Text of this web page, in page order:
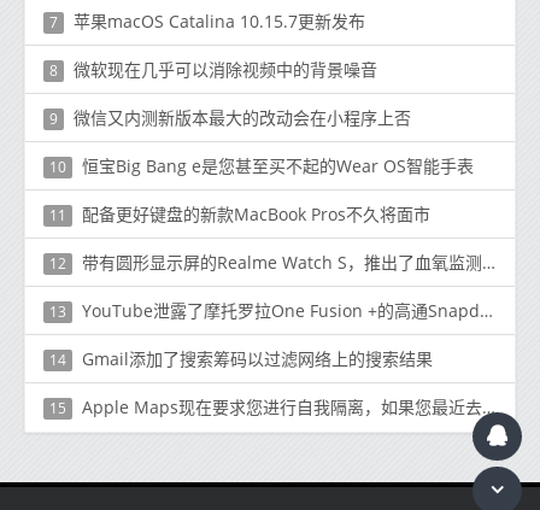
7 苹果macOS Catalina 10.15.7更新发布
8 微软现在几乎可以消除视频中的背景噪音
9 微信又内测新版本最大的改动会在小程序上否
10 恒宝Big Bang e是您甚至买不起的Wear OS智能手表
11 配备更好键盘的新款MacBook Pros不久将面市
12 带有圆形显示屏的Realme Watch S，推出了血氧监测仪
13 YouTube泄露了摩托罗拉One Fusion +的高通Snapdragon 730、5,000mAh电池和2020年6月发布日期
14 Gmail添加了搜索筹码以过滤网络上的搜索结果
15 Apple Maps现在要求您进行自我隔离，如果您最近去过国际旅行